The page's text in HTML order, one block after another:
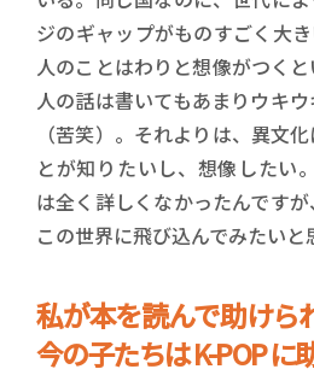
ジのギャップがものすごく大
人のことはわりと想像がつく
人の話は書いてもあまりウキ
（苦笑）。それよりは、異文
とが知りたいし、想像したい
は全く詳しくなかったんです
この世界に飛び込んでみたいと
私が本を読んで助けら
今の子たちは K-POP に